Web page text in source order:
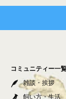
コミュニティー一
雑談・挨拶
飼い方・生活